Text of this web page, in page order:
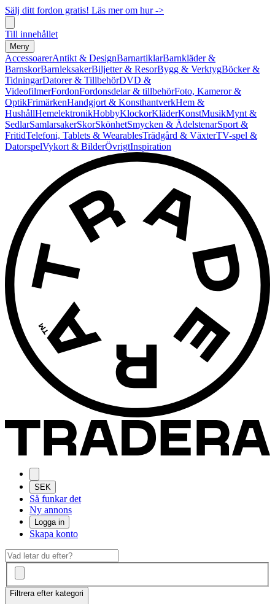
Sälj ditt fordon gratis! Läs mer om hur ->
Till innehållet
Meny
AccessoarerAntikt & DesignBarnartiklarBarnkläder &
BarnskorBarnleksakerBiljetter & ResorBygg & VerktygBöcker &
TidningarDatorer & TillbehörDVD &
VideofilmerFordonFordonsdelar & tillbehörFoto, Kameror &
OptikFrimärkenHandgjort & KonsthantverkHem &
HushållHemelektronikHobbyKlockorKläderKonstMusikMynt &
SedlarSamlarsakerSkorSkönhetSmycken & ÄdelstenarSport &
FritidTelefoni, Tablets & WearablesTrädgård & VäxterTV-spel &
DatorspelVykort & BilderÖvrigtInspiration
SEK
Så funkar det
Ny annons
Logga in
Skapa konto
Filtrera efter kategori